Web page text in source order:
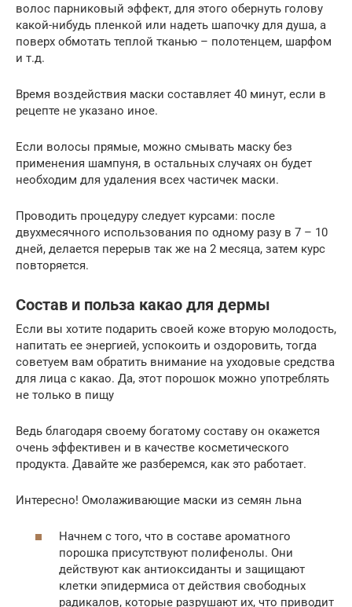
волос парниковый эффект, для этого обернуть голову
какой-нибудь пленкой или надеть шапочку для душа, а
поверх обмотать теплой тканью – полотенцем, шарфом
и т.д.
Время воздействия маски составляет 40 минут, если в
рецепте не указано иное.
Если волосы прямые, можно смывать маску без
применения шампуня, в остальных случаях он будет
необходим для удаления всех частичек маски.
Проводить процедуру следует курсами: после
двухмесячного использования по одному разу в 7 – 10
дней, делается перерыв так же на 2 месяца, затем курс
повторяется.
Состав и польза какао для дермы
Если вы хотите подарить своей коже вторую молодость,
напитать ее энергией, успокоить и оздоровить, тогда
советуем вам обратить внимание на уходовые средства
для лица с какао. Да, этот порошок можно употреблять
не только в пищу
Ведь благодаря своему богатому составу он окажется
очень эффективен и в качестве косметического
продукта. Давайте же разберемся, как это работает.
Интересно! Омолаживающие маски из семян льна
Начнем с того, что в составе ароматного
порошка присутствуют полифенолы. Они
действуют как антиоксиданты и защищают
клетки эпидермиса от действия свободных
радикалов, которые разрушают их, что приводит